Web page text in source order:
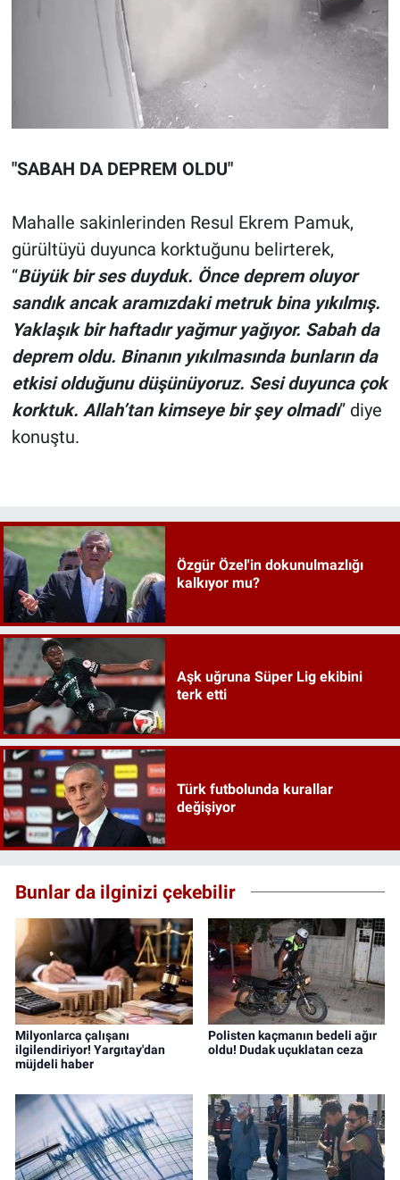
"SABAH DA DEPREM OLDU"
Mahalle sakinlerinden Resul Ekrem Pamuk,
gürültüyü duyunca korktuğunu belirterek,
“Büyük bir ses duyduk. Önce deprem oluyor
sandık ancak aramızdaki metruk bina yıkılmış.
Yaklaşık bir haftadır yağmur yağıyor. Sabah da
deprem oldu. Binanın yıkılmasında bunların da
etkisi olduğunu düşünüyoruz. Sesi duyunca çok
korktuk. Allah’tan kimseye bir şey olmadı” diye
konuştu.
Özgür Özel'in dokunulmazlığı
kalkıyor mu?
Aşk uğruna Süper Lig ekibini
terk etti
Türk futbolunda kurallar
değişiyor
Bunlar da ilginizi çekebilir
Milyonlarca çalışanı
ilgilendiriyor! Yargıtay'dan
müjdeli haber
Polisten kaçmanın bedeli ağır
oldu! Dudak uçuklatan ceza